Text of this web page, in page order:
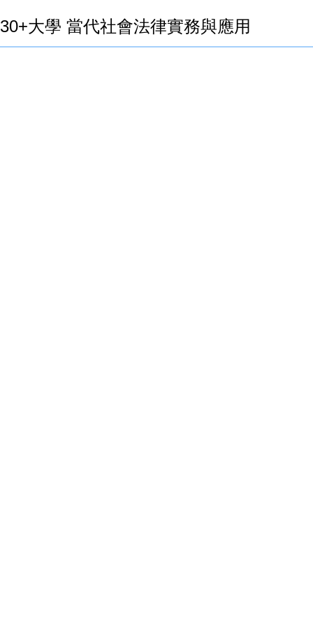
30+大學 當代社會法律實務與應用